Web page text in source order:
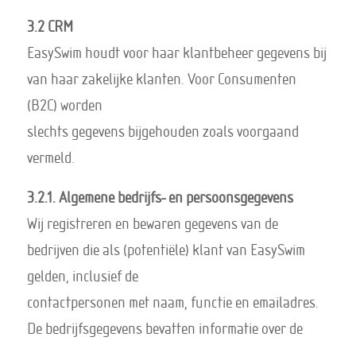
3.2 CRM
EasySwim houdt voor haar klantbeheer gegevens bij
van haar zakelijke klanten. Voor Consumenten
(B2C) worden
slechts gegevens bijgehouden zoals voorgaand
vermeld.
3.2.1. Algemene bedrijfs- en persoonsgegevens
Wij registreren en bewaren gegevens van de
bedrijven die als (potentiële) klant van EasySwim
gelden, inclusief de
contactpersonen met naam, functie en emailadres.
De bedrijfsgegevens bevatten informatie over de